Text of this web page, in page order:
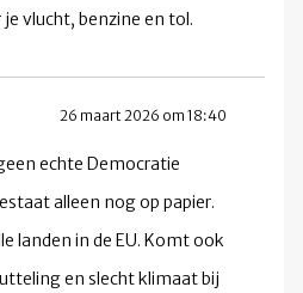
vlucht, benzine en tol.
26 maart 2026 om 18:40
echte Democratie
alleen nog op papier.
landen in de EU. Komt ook
en slecht klimaat bij